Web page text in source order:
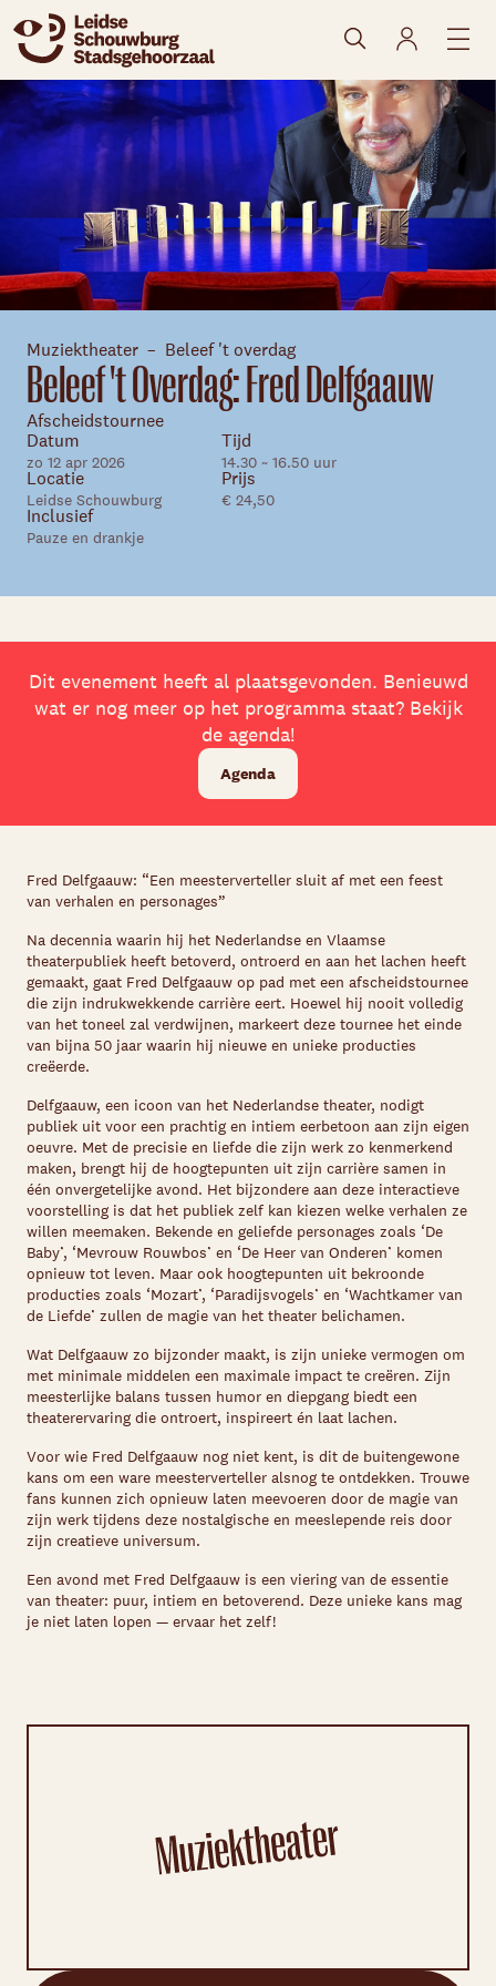
Skip navigatie
naar agenda
Muziektheater Beleef 't overdag
Beleef 't Overdag: Fred Delfgaauw
Afscheidstournee
Datum
zo 12 apr 2026
Tijd
14.30 ~ 16.50 uur
Locatie
Leidse Schouwburg
Prijs
€ 24,50
Inclusief
Pauze en drankje
Dit evenement heeft al plaatsgevonden. Benieuwd
wat er nog meer op het programma staat? Bekijk
de agenda!
Agenda
Fred Delfgaauw: “Een meesterverteller sluit af met een feest
van verhalen en personages”
Na decennia waarin hij het Nederlandse en Vlaamse
theaterpubliek heeft betoverd, ontroerd en aan het lachen heeft
gemaakt, gaat Fred Delfgaauw op pad met een afscheidstournee
die zijn indrukwekkende carrière eert. Hoewel hij nooit volledig
van het toneel zal verdwijnen, markeert deze tournee het einde
van bijna 50 jaar waarin hij nieuwe en unieke producties
creëerde.
Delfgaauw, een icoon van het Nederlandse theater, nodigt
publiek uit voor een prachtig en intiem eerbetoon aan zijn eigen
oeuvre. Met de precisie en liefde die zijn werk zo kenmerkend
maken, brengt hij de hoogtepunten uit zijn carrière samen in
één onvergetelijke avond. Het bijzondere aan deze interactieve
voorstelling is dat het publiek zelf kan kiezen welke verhalen ze
willen meemaken. Bekende en geliefde personages zoals ‘De
Baby’, ‘Mevrouw Rouwbos’ en ‘De Heer van Onderen’ komen
opnieuw tot leven. Maar ook hoogtepunten uit bekroonde
producties zoals ‘Mozart’, ‘Paradijsvogels’ en ‘Wachtkamer van
de Liefde’ zullen de magie van het theater belichamen.
Wat Delfgaauw zo bijzonder maakt, is zijn unieke vermogen om
met minimale middelen een maximale impact te creëren. Zijn
meesterlijke balans tussen humor en diepgang biedt een
theaterervaring die ontroert, inspireert én laat lachen.
Voor wie Fred Delfgaauw nog niet kent, is dit de buitengewone
kans om een ware meesterverteller alsnog te ontdekken. Trouwe
fans kunnen zich opnieuw laten meevoeren door de magie van
zijn werk tijdens deze nostalgische en meeslepende reis door
zijn creatieve universum.
Een avond met Fred Delfgaauw is een viering van de essentie
van theater: puur, intiem en betoverend. Deze unieke kans mag
je niet laten lopen — ervaar het zelf!